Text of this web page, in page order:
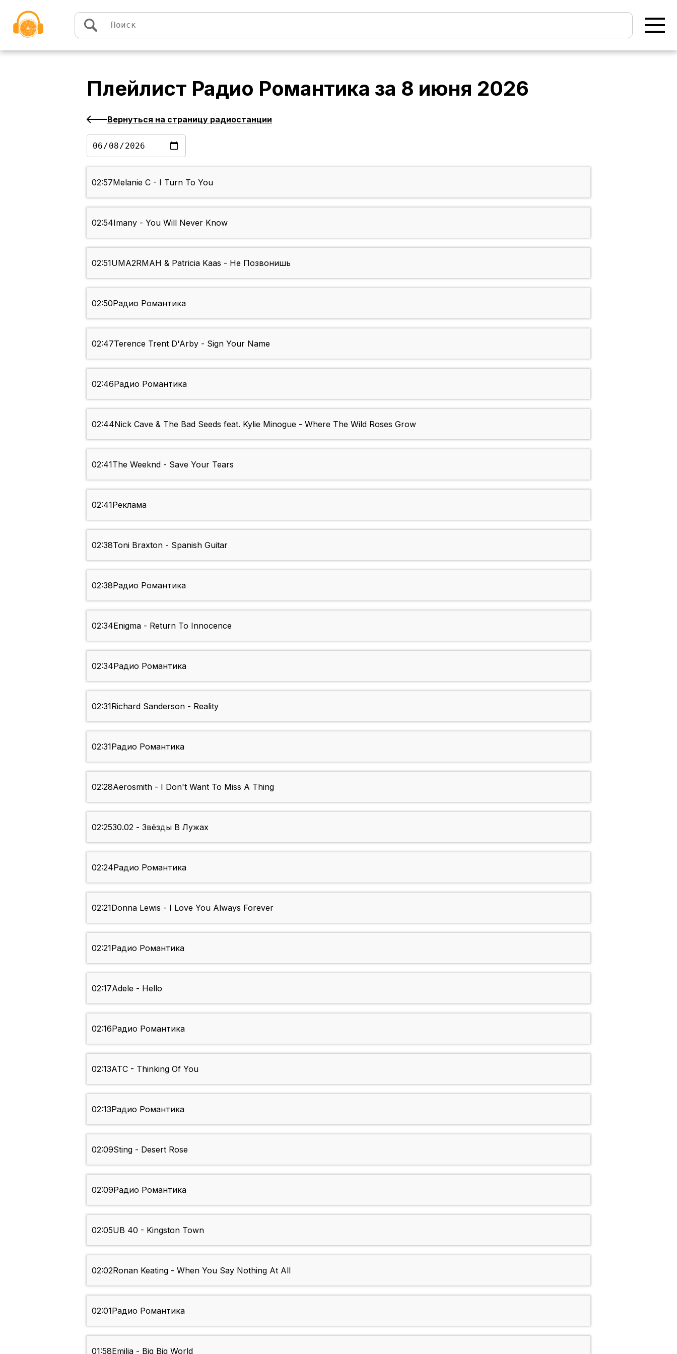
Плейлист Радио Романтика за 8 июня 2026
Вернуться на страницу радиостанции
02:57Melanie C - I Turn To You
02:54Imany - You Will Never Know
02:51UMA2RMAH & Patricia Kaas - Не Позвонишь
02:50Радио Романтика
02:47Terence Trent D'Arby - Sign Your Name
02:46Радио Романтика
02:44Nick Cave & The Bad Seeds feat. Kylie Minogue - Where The Wild Roses Grow
02:41The Weeknd - Save Your Tears
02:41Реклама
02:38Toni Braxton - Spanish Guitar
02:38Радио Романтика
02:34Enigma - Return To Innocence
02:34Радио Романтика
02:31Richard Sanderson - Reality
02:31Радио Романтика
02:28Aerosmith - I Don't Want To Miss A Thing
02:2530.02 - Звёзды В Лужах
02:24Радио Романтика
02:21Donna Lewis - I Love You Always Forever
02:21Радио Романтика
02:17Adele - Hello
02:16Радио Романтика
02:13ATC - Thinking Of You
02:13Радио Романтика
02:09Sting - Desert Rose
02:09Радио Романтика
02:05UB 40 - Kingston Town
02:02Ronan Keating - When You Say Nothing At All
02:01Радио Романтика
01:58Emilia - Big Big World